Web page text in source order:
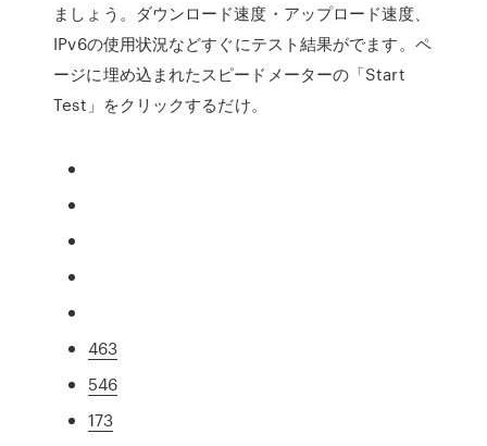
ましょう。ダウンロード速度・アップロード速度、
IPv6の使用状況などすぐにテスト結果がでます。ペ
ージに埋め込まれたスピードメーターの「Start
Test」をクリックするだけ。
463
546
173